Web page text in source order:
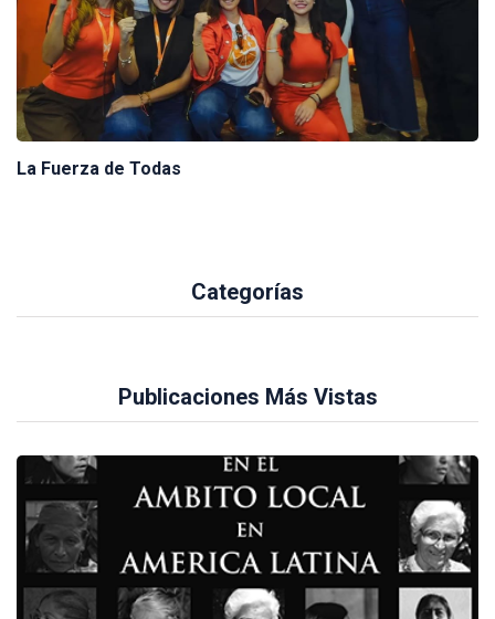
La Fuerza de Todas
Categorías
Publicaciones Más Vistas